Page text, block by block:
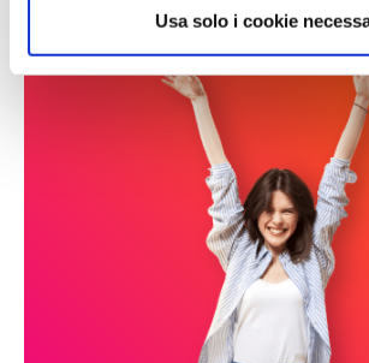
Usa solo i cookie